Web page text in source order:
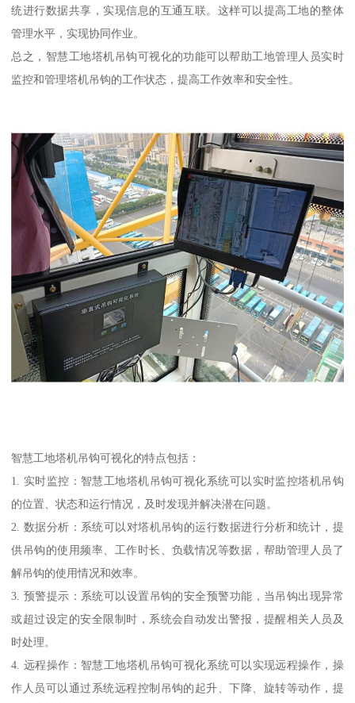
统进行数据共享，实现信息的互通互联。这样可以提高工地的整体
管理水平，实现协同作业。
总之，智慧工地塔机吊钩可视化的功能可以帮助工地管理人员实时
监控和管理塔机吊钩的工作状态，提高工作效率和安全性。
智慧工地塔机吊钩可视化的特点包括：
1. 实时监控：智慧工地塔机吊钩可视化系统可以实时监控塔机吊钩
的位置、状态和运行情况，及时发现并解决潜在问题。
2. 数据分析：系统可以对塔机吊钩的运行数据进行分析和统计，提
供吊钩的使用频率、工作时长、负载情况等数据，帮助管理人员了
解吊钩的使用情况和效率。
3. 预警提示：系统可以设置吊钩的安全预警功能，当吊钩出现异常
或超过设定的安全限制时，系统会自动发出警报，提醒相关人员及
时处理。
4. 远程操作：智慧工地塔机吊钩可视化系统可以实现远程操作，操
作人员可以通过系统远程控制吊钩的起升、下降、旋转等动作，提